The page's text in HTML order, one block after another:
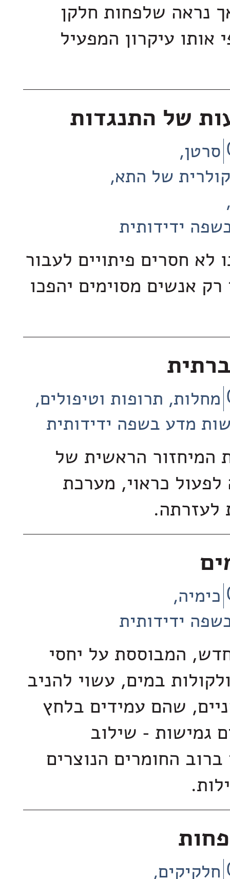
נראה שלפחות חלקן
אותו עיקרון המפעיל
של התנגדות
סרטן
של התא
ידידותית
לא חסרים פיתויים לעבור
אנשים מסוימים יהפכו
מחלות, תרופות וטיפולים
מדע בשפה ידידותית
המיחזור הראשית של
כראוי, מערכת
לעזרתה.
כימיה
ידידותית
המבוססת על יחסי
במים, עשוי להניב
שהם עמידים בלחץ
גמישות - שילוב
החומרים הנוצרים
חלקיקים